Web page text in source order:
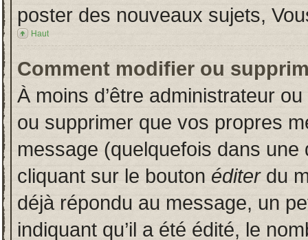
poster des nouveaux sujets,
Haut
Comment modifier ou
À moins d’être administrateur
ou supprimer que vos propres
message (quelquefois dans
cliquant sur le bouton éditerdu
déjà répondu au message, un
indiquant qu’il a été édité, le